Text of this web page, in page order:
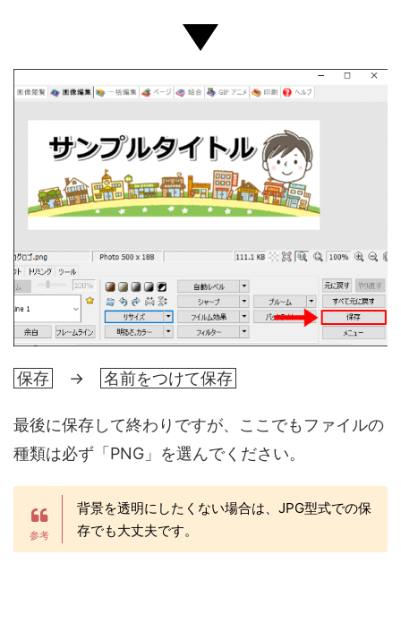
保存 → 名前をつけて保存
最後に保存して終わりですが、ここでもファイルの
種類は必ず「PNG」を選んでください。
背景を透明にしたくない場合は、JPG型式での保
存でも大丈夫です。